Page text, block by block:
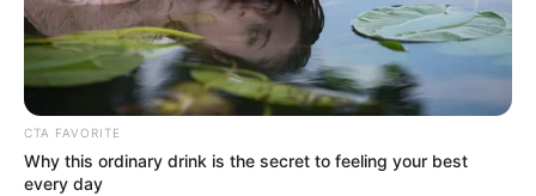
Agosto 26, 2022
COMPARTIR
CTA FAVORITE
Why this ordinary drink is the secret to feeling your best
every day